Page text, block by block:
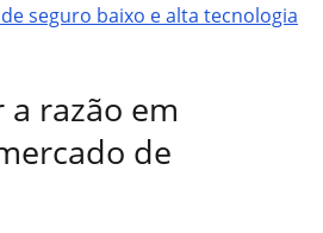
seguro baixo e alta tecnologia
razão em
de